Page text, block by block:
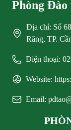
Phòng Đào
Địa chỉ: Số
Răng, TP.
Điện thoại:
Website:
Email: